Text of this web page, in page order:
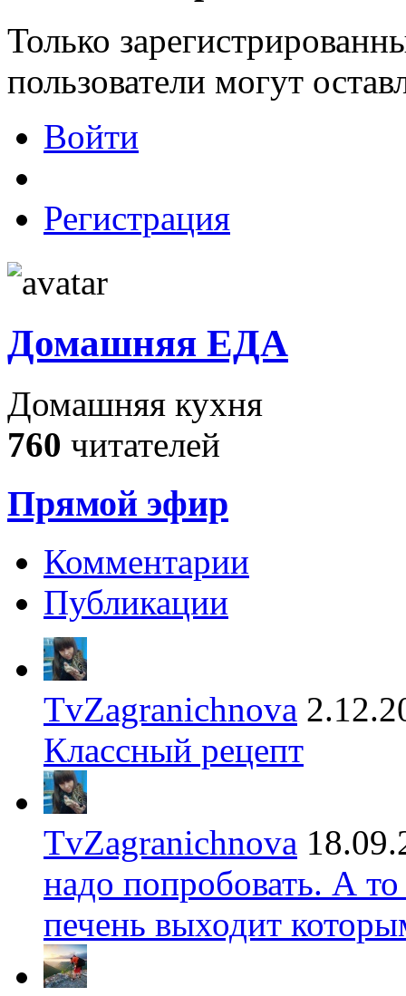
Только
пользователи могут
Войти
Регистрация
Домашняя ЕДА
Домашняя кухня
760 читателей
Прямой эфир
Комментарии
Публикации
TvZagranichnova
Классный рецепт
TvZagranichnova
надо попробовать. А
печень выходит